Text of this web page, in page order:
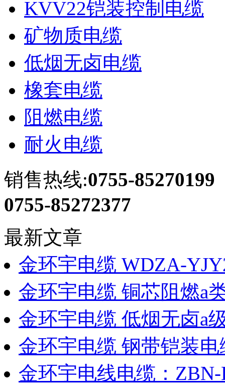
KVV22铠装控制电缆
矿物质电缆
低烟无卤电缆
橡套电缆
阻燃电缆
耐火电缆
销售热线:0755-85270199
0755-85272377
最新文章
金环宇电缆 WDZA-
金环宇电缆 铜芯阻燃a
金环宇电缆 低烟无卤a
金环宇电缆 钢带铠装
金环宇电线电缆：